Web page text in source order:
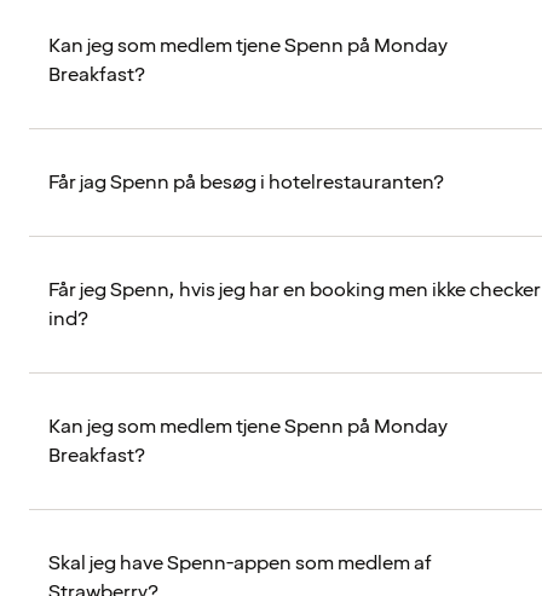
Kan jeg som medlem tjene Spenn på Monday
Breakfast?
Får jag Spenn på besøg i hotelrestauranten?
Får jeg Spenn, hvis jeg har en booking men ikke checker
ind?
Kan jeg som medlem tjene Spenn på Monday
Breakfast?
Skal jeg have Spenn-appen som medlem af